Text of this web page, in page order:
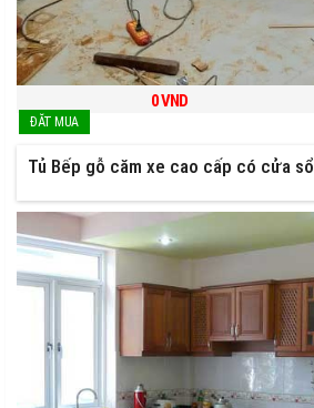
0VND
Tủ Bếp gỗ căm xe cao cấp có cửa sổ